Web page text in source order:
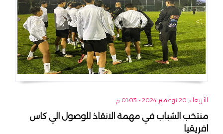
الأربعاء, 20 نوفمبر 2024 - 01:03 م
منتخب الشباب في مهمة الانقاذ للوصول الي كاس
افريقيا